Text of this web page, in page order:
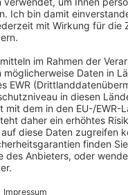
ANFORDERN
Probeheft anfordern